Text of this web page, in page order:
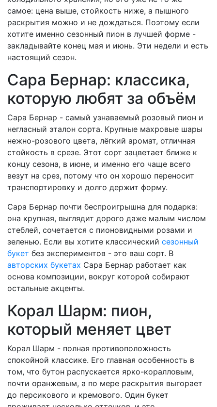
самое: цена выше, стойкость ниже, а пышного
раскрытия можно и не дождаться. Поэтому если
хотите именно сезонный пион в лучшей форме -
закладывайте конец мая и июнь. Эти недели и есть
настоящий сезон.
Сара Бернар: классика,
которую любят за объём
Сара Бернар - самый узнаваемый розовый пион и
негласный эталон сорта. Крупные махровые шары
нежно-розового цвета, лёгкий аромат, отличная
стойкость в срезе. Этот сорт зацветает ближе к
концу сезона, в июне, и именно его чаще всего
везут на срез, потому что он хорошо переносит
транспортировку и долго держит форму.
Сара Бернар почти беспроигрышна для подарка:
она крупная, выглядит дорого даже малым числом
стеблей, сочетается с пионовидными розами и
зеленью. Если вы хотите классический сезонный
букет без экспериментов - это ваш сорт. В
авторских букетах Сара Бернар работает как
основа композиции, вокруг которой собирают
остальные акценты.
Корал Шарм: пион,
который меняет цвет
Корал Шарм - полная противоположность
спокойной классике. Его главная особенность в
том, что бутон распускается ярко-коралловым,
почти оранжевым, а по мере раскрытия выгорает
до персикового и кремового. Один букет